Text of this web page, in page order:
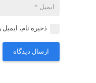
ذخیره نام،
ارسال دیدگاه